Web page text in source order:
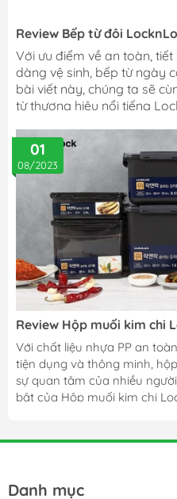
Review Bếp từ đôi
Với ưu điểm về an toàn,
dàng vệ sinh, bếp từ ngày
bài viết này, chúng ta sẽ
từ thương hiệu nổi tiếng
01
08/2023
Review Hộp muối kim chi
HPL827BDG, HPL826BDG
Với chất liệu nhựa PP an
tiện dụng và thông minh,
sự quan tâm của nhiều
bật của Hộp muối kim chi
Danh mục